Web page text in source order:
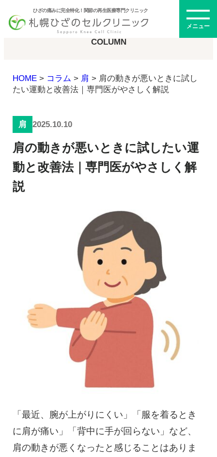
ひざの痛みに完全特化！関節の再生医療専門クリニック
メニュー
初めての方へ
メニュー・料金
ひざの再生医療とは
幹細胞治療
幹細胞培養上清液
慢性疼痛
再生医療とは
よくある質問
クリニック紹介
採用情報 コラム
0120-117-560
コラム
COLUMN
HOME> コラム > 肩 > 肩の動きが悪いときに試し
たい運動と改善法｜専門医がやさしく解説
肩 2025.10.10
肩の動きが悪いときに試したい運
動と改善法｜専門医がやさしく解
説
「最近、腕が上がりにくい」「服を着るとき
に肩が痛い」「背中に手が回らない」など、
肩の動きが悪くなったと感じることはありま